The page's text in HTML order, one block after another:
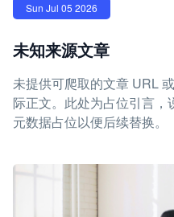
Sun Jul 05 2026
未知来源文章
未提供可爬取的文章 URL
际正文。此处为占位引言
元数据占位以便后续替换。